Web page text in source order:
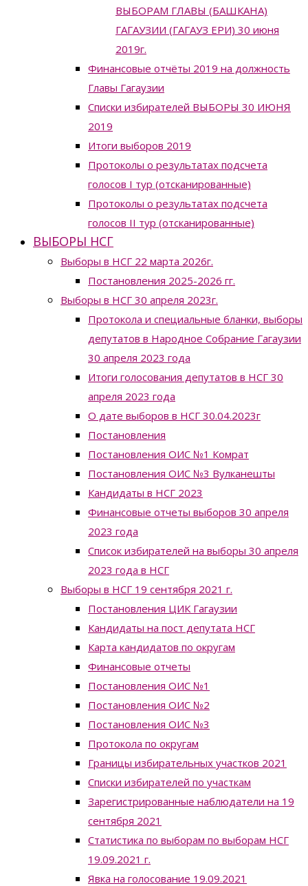
ВЫБОРАМ ГЛАВЫ (БАШКАНА)
ГАГАУЗИИ (ГАГАУЗ ЕРИ) 30 июня
2019г.
Финансовые отчёты 2019 на должность
Главы Гагаузии
Списки избирателей ВЫБОРЫ 30 ИЮНЯ
2019
Итоги выборов 2019
Протоколы о результатах подсчета
голосов I тур (отсканированные)
Протоколы о результатах подсчета
голосов II тур (отсканированные)
ВЫБОРЫ НСГ
Выборы в НСГ 22 марта 2026г.
Постановления 2025-2026 гг.
Выборы в НСГ 30 апреля 2023г.
Протокола и специальные бланки, выборы
депутатов в Народное Собрание Гагаузии
30 апреля 2023 года
Итоги голосования депутатов в НСГ 30
апреля 2023 года
О дате выборов в НСГ 30.04.2023г
Постановления
Постановления ОИС №1 Комрат
Постановления ОИС №3 Вулканешты
Кандидаты в НСГ 2023
Финансовые отчеты выборов 30 апреля
2023 года
Список избирателей на выборы 30 апреля
2023 года в НСГ
Выборы в НСГ 19 сентября 2021 г.
Постановления ЦИК Гагаузии
Кандидаты на пост депутата НСГ
Карта кандидатов по округам
Финансовые отчеты
Постановления ОИС №1
Постановления ОИС №2
Постановления ОИС №3
Протокола по округам
Границы избирательных участков 2021
Списки избирателей по участкам
Зарегистрированные наблюдатели на 19
сентября 2021
Статистика по выборам по выборам НСГ
19.09.2021 г.
Явка на голосование 19.09.2021